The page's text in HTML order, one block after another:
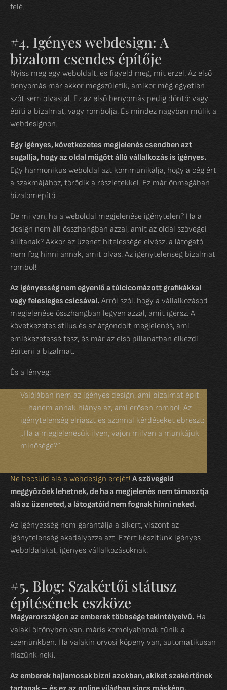
felé.
#4. Igényes webdesign: A
bizalom csendes építője
Nyiss meg egy weboldalt, és figyeld meg, mit érzel. Az első
benyomás már akkor megszületik, amikor még egyetlen
szót sem olvastál. Ez az első benyomás pedig döntő: vagy
építi a bizalmat, vagy rombolja. És mindez nagyban múlik a
webdesignon.
Egy igényes, következetes megjelenés csendben azt
sugallja, hogy az oldal mögött álló vállalkozás is igényes.
Egy harmonikus weboldal azt kommunikálja, hogy a cég ért
a szakmájához, törődik a részletekkel. Ez már önmagában
bizalomépítő.
De mi van, ha a weboldal megjelenése igénytelen? Ha a
design nem áll összhangban azzal, amit az oldal szövegei
állítanak? Akkor az üzenet hitelessége elvész, a látogató
nem fog hinni annak, amit olvas. Az igénytelenség bizalmat
rombol!
Az igényesség nem egyenlő a túlcicomázott grafikákkal
vagy felesleges csicsával. Arról szól, hogy a vállalkozásod
megjelenése összhangban legyen azzal, amit ígérsz. A
következetes stílus és az átgondolt megjelenés, ami
emlékezetessé tesz, és már az első pillanatban elkezdi
építeni a bizalmat.
És a lényeg:
Valójában nem az igényes design, ami bizalmat épít
– hanem annak hiánya az, ami erősen rombol. Az
igénytelenség elriaszt és azonnal kérdéseket ébreszt:
„Ha a megjelenésük ilyen, vajon milyen a munkájuk
minősége?”
Ne becsüld alá a webdesign erejét! A szövegeid
meggyőzőek lehetnek, de ha a megjelenés nem támasztja
alá az üzeneted, a látogatóid nem fognak hinni neked.
Az igényesség nem garantálja a sikert, viszont az
igénytelenség akadályozza azt. Ezért készítünk igényes
weboldalakat, igényes vállalkozásoknak.
#5. Blog: Szakértői státusz
építésének eszköze
Magyarországon az emberek többsége tekintélyelvű. Ha
valaki öltönyben van, máris komolyabbnak tűnik a
szemünkben. Ha valakin orvosi köpeny van, automatikusan
hiszünk neki.
Az emberek hajlamosak bízni azokban, akiket szakértőnek